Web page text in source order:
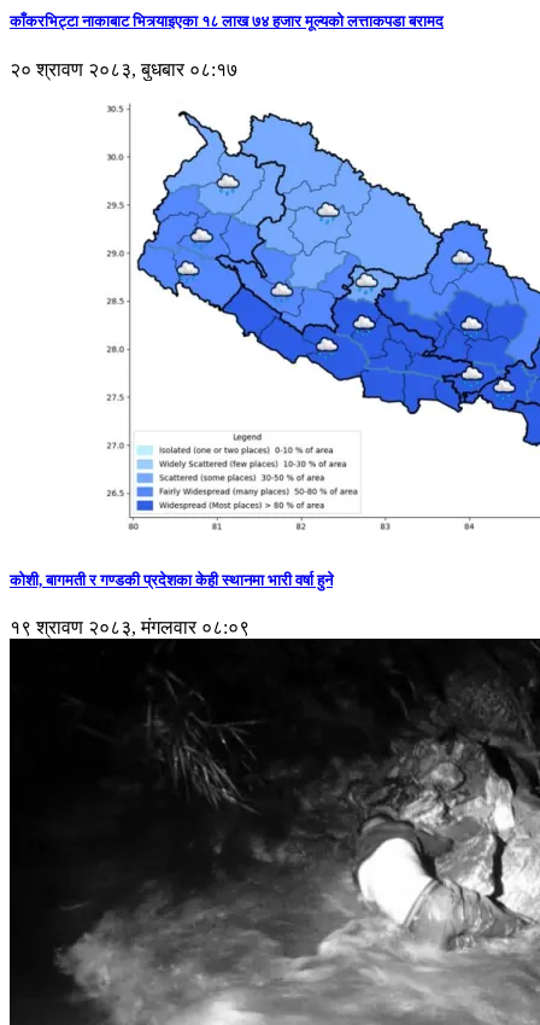
काँकरभिट्टा नाकाबाट भित्र्याइएका १८ लाख ७४ हजार मूल्यकाे लत्ताकपडा बरामद
२० श्रावण २०८३, बुधबार ०८:१७
कोशी, बागमती र गण्डकी प्रदेशका केही स्थानमा भारी वर्षा हुने
१९ श्रावण २०८३, मंगलवार ०८:०९